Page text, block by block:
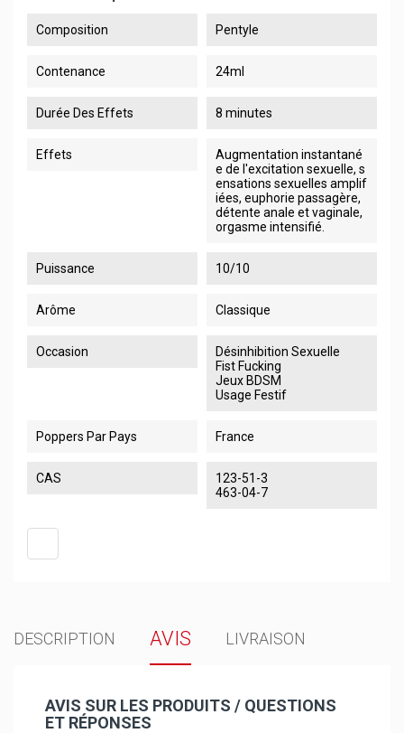
Composition Pentyle
Contenance 24ml
Durée Des Effets 8 minutes
Effets
Augmentation instantané
e de l'excitation sexuelle, s
ensations sexuelles amplif
iées, euphorie passagère,
détente anale et vaginale,
orgasme intensifié.
Puissance 10/10
Arôme Classique
Occasion
Désinhibition Sexuelle
Fist Fucking
Jeux BDSM
Usage Festif
Poppers Par Pays France
CAS
123-51-3
463-04-7
DESCRIPTION AVIS LIVRAISON
AVIS SUR LES PRODUITS / QUESTIONS
ET RÉPONSES